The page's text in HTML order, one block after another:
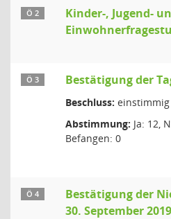
Ö 2
Kinder-, Jugend-
Ö 3 Bestätigung der
Beschluss:
Abstimmung: Ja: 12,
Befangen: 0
Ö 4
Bestätigung der
30. September 2019